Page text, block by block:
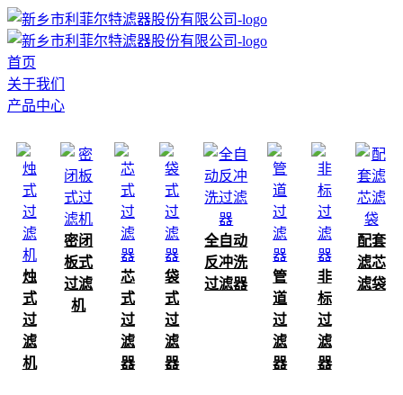
首页
关于我们
产品中心
烛
式
过
滤
机
密闭
板式
过滤
机
芯
式
过
滤
器
袋
式
过
滤
器
全自动
反冲洗
过滤器
管
道
过
滤
器
非
标
过
滤
器
配套
滤芯
滤袋